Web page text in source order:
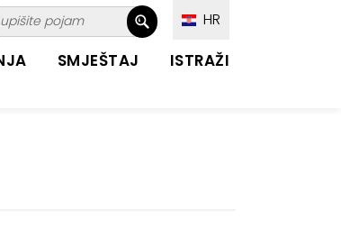
HR
SMJEŠTAJ ISTRAŽI